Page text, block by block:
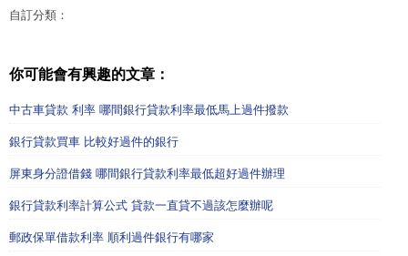
自訂分類：
你可能會有興趣的文章：
中古車貸款 利率 哪間銀行貸款利率最低馬上過件撥款
銀行貸款買車 比較好過件的銀行
屏東身分證借錢 哪間銀行貸款利率最低超好過件辦理
銀行貸款利率計算公式 貸款一直貸不過該怎麼辦呢
郵政保單借款利率 順利過件銀行有哪家